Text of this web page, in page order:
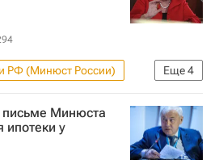
Еще4
РФ (Минюст России)
Жилье
письме Минюста
ипотеки у